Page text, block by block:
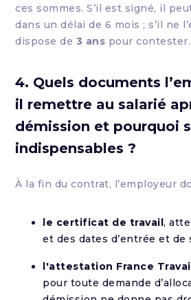
ces sommes. S’il est signé, il
dans un délai de 6 mois ; s’il ne
dispose de 3 ans pour contester.
4. Quels documents
il remettre au salarié
démission et pourquoi
indispensables ?
À la fin du contrat, l’employeur
le certificat de travail,
et des dates d’entrée et de
l'attestation France
pour toute demande